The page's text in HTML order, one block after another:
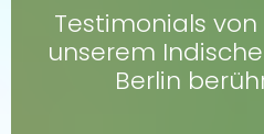
Testimonials
unserem
Berlin